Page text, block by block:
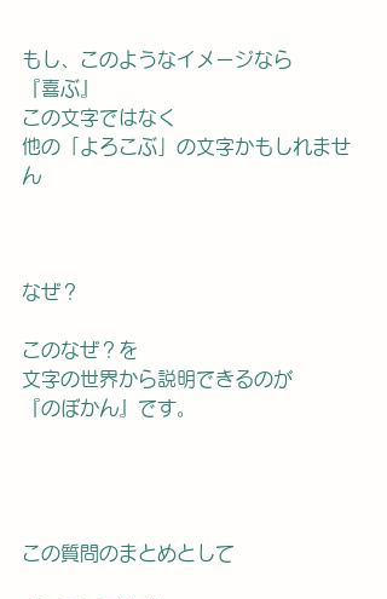
もし、このようなイメージなら
『喜ぶ』
この文字ではなく
他の「よろこぶ」の文字かもしれませ
ん
なぜ？
このなぜ？を
文字の世界から説明できるのが
『のぼかん』です。
この質問のまとめとして